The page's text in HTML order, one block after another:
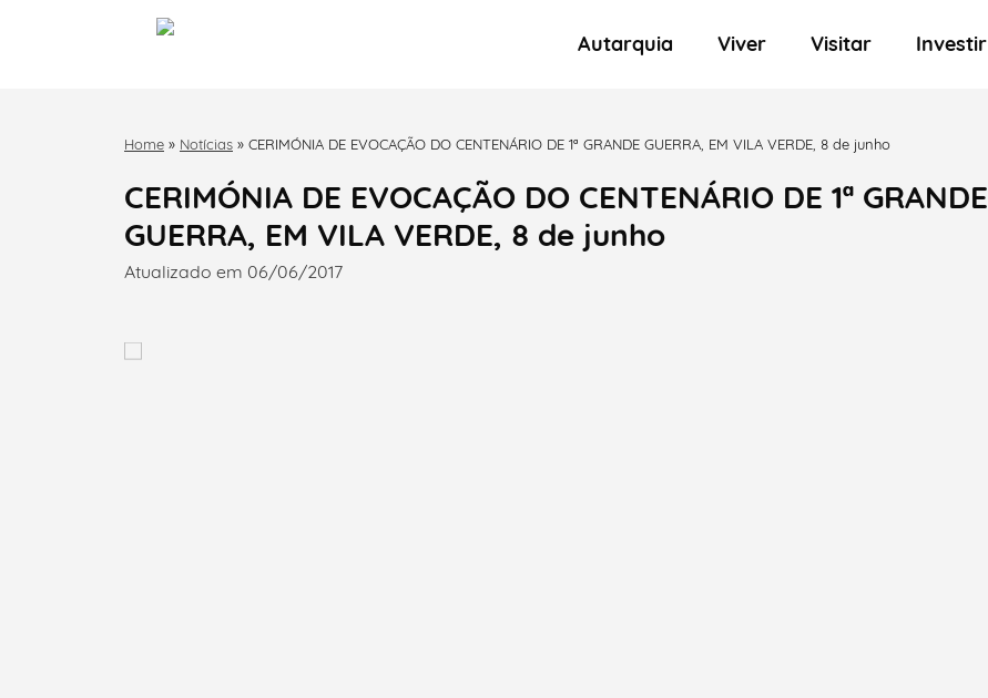
Autarquia Viver Visitar Investir
Home » Notícias » CERIMÓNIA DE EVOCAÇÃO DO CENTENÁRIO DE 1ª GRANDE GUERRA, EM VILA VERDE, 8 de junho
CERIMÓNIA DE EVOCAÇÃO DO CENTENÁRIO DE 1ª GRANDE
GUERRA, EM VILA VERDE, 8 de junho
Atualizado em 06/06/2017